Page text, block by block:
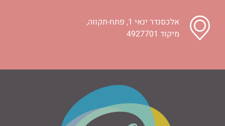
אלכסנדר ינאי 1, פתח-תקווה,
מיקוד 4927701